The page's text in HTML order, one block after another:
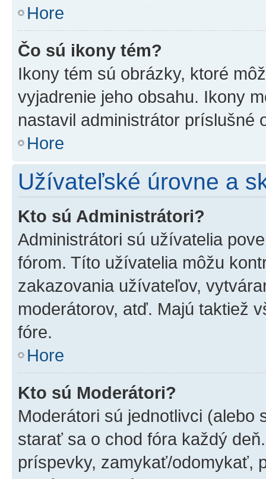
Hore
Čo sú ikony tém?
Ikony tém sú obrázky, ktoré
vyjadrenie jeho obsahu. Ikony
nastavil administrátor príslušné
Hore
Užívateľské úrovne a
Kto sú Administrátori?
Administrátori sú užívatelia
fórom. Títo užívatelia môžu
zakazovania užívateľov,
moderátorov, atď. Majú taktiež
fóre.
Hore
Kto sú Moderátori?
Moderátori sú jednotlivci (alebo
starať sa o chod fóra každý
príspevky, zamykať/odomykať,